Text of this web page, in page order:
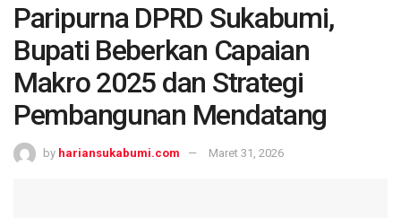
Paripurna DPRD Sukabumi,
Bupati Beberkan Capaian
Makro 2025 dan Strategi
Pembangunan Mendatang
by hariansukabumi.com Maret 31, 2026